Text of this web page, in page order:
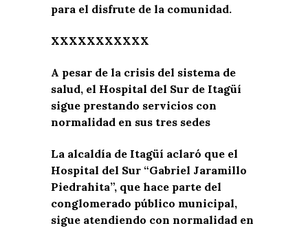
para el disfrute de la comunidad.
XXXXXXXXXXX
A pesar de la crisis del sistema de
salud, el Hospital del Sur de Itagüí
sigue prestando servicios con
normalidad en sus tres sedes
La alcaldía de Itagüí aclaró que el
Hospital del Sur “Gabriel Jaramillo
Piedrahita”, que hace parte del
conglomerado público municipal,
sigue atendiendo con normalidad en